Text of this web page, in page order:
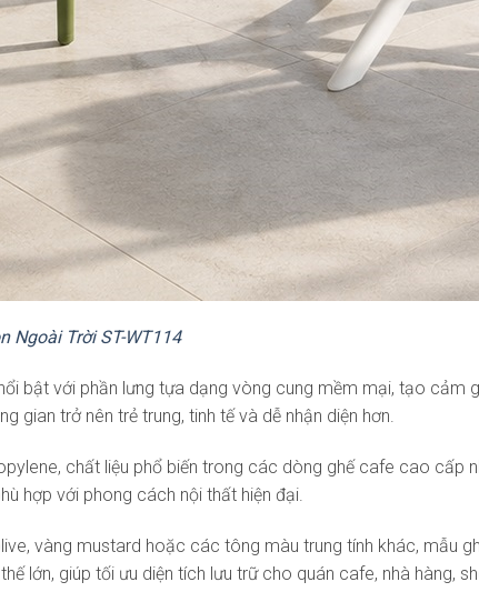
Ngoài Trời ST-WT114
bật với phần lưng tựa dạng vòng cung mềm mại, tạo
gian trở nên trẻ trung, tinh tế và dễ nhận diện hơn.
chất liệu phổ biến trong các dòng ghế cafe cao cấp
hợp với phong cách nội thất hiện đại.
vàng mustard hoặc các tông màu trung tính khác, mẫu
lớn, giúp tối ưu diện tích lưu trữ cho quán cafe, nhà hàng,